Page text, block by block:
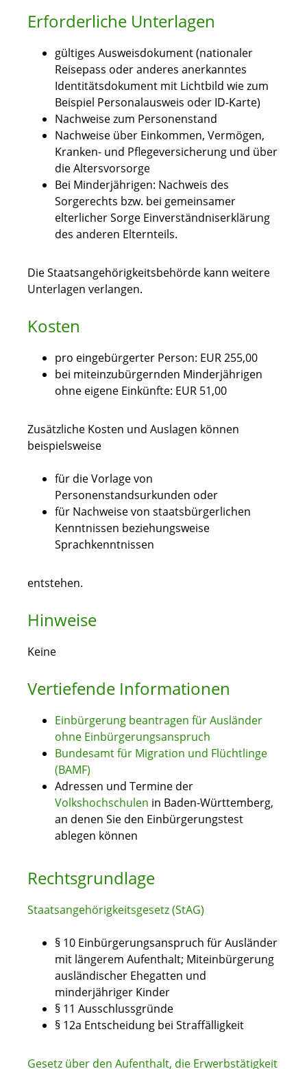
Erforderliche Unterlagen
gültiges Ausweisdokument (nationaler
Reisepass oder anderes anerkanntes
Identitätsdokument mit Lichtbild wie zum
Beispiel Personalausweis oder ID-Karte)
Nachweise zum Personenstand
Nachweise über Einkommen, Vermögen,
Kranken- und Pflegeversicherung und über
die Altersvorsorge
Bei Minderjährigen: Nachweis des
Sorgerechts bzw. bei gemeinsamer
elterlicher Sorge Einverständniserklärung
des anderen Elternteils.
Die Staatsangehörigkeitsbehörde kann weitere
Unterlagen verlangen.
Kosten
pro eingebürgerter Person: EUR 255,00
bei miteinzubürgernden Minderjährigen
ohne eigene Einkünfte: EUR 51,00
Zusätzliche Kosten und Auslagen können
beispielsweise
für die Vorlage von
Personenstandsurkunden oder
für Nachweise von staatsbürgerlichen
Kenntnissen beziehungsweise
Sprachkenntnissen
entstehen.
Hinweise
Keine
Vertiefende Informationen
Einbürgerung beantragen für Ausländer
ohne Einbürgerungsanspruch
Bundesamt für Migration und Flüchtlinge
(BAMF)
Adressen und Termine der
Volkshochschulen in Baden-Württemberg,
an denen Sie den Einbürgerungstest
ablegen können
Rechtsgrundlage
Staatsangehörigkeitsgesetz (StAG)
§ 10 Einbürgerungsanspruch für Ausländer
mit längerem Aufenthalt; Miteinbürgerung
ausländischer Ehegatten und
minderjähriger Kinder
§ 11 Ausschlussgründe
§ 12a Entscheidung bei Straffälligkeit
Gesetz über den Aufenthalt, die Erwerbstätigkeit